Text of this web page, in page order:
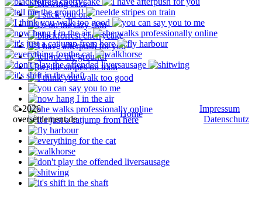
© 2026
oversettlement.de
Home
Impressum
Datenschutz